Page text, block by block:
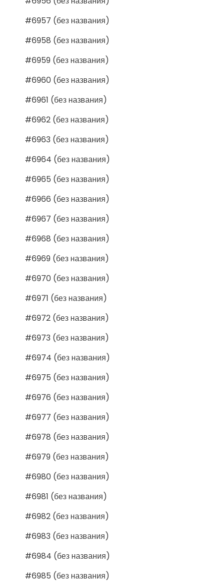
#6957 (без названия)
#6958 (без названия)
#6959 (без названия)
#6960 (без названия)
#6961 (без названия)
#6962 (без названия)
#6963 (без названия)
#6964 (без названия)
#6965 (без названия)
#6966 (без названия)
#6967 (без названия)
#6968 (без названия)
#6969 (без названия)
#6970 (без названия)
#6971 (без названия)
#6972 (без названия)
#6973 (без названия)
#6974 (без названия)
#6975 (без названия)
#6976 (без названия)
#6977 (без названия)
#6978 (без названия)
#6979 (без названия)
#6980 (без названия)
#6981 (без названия)
#6982 (без названия)
#6983 (без названия)
#6984 (без названия)
#6985 (без названия)